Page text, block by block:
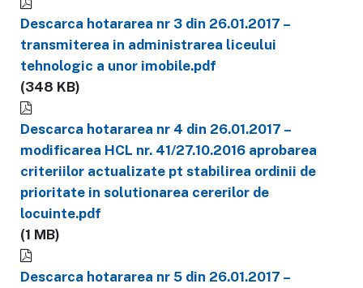
Descarca hotararea nr 3 din 26.01.2017 –
transmiterea in administrarea liceului
tehnologic a unor imobile.pdf
(348 KB)
Descarca hotararea nr 4 din 26.01.2017 –
modificarea HCL nr. 41/27.10.2016 aprobarea
criteriilor actualizate pt stabilirea ordinii de
prioritate in solutionarea cererilor de
locuinte.pdf
(1 MB)
Descarca hotararea nr 5 din 26.01.2017 –